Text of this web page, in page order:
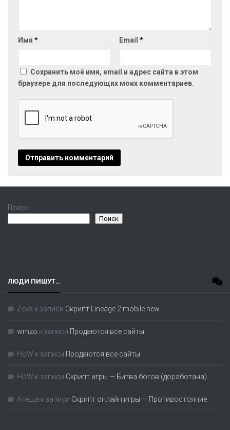
Имя * Email *
Сохранить моё имя, email и адрес сайта в этом
браузере для последующих моих комментариев.
Поиск
Поиск
ЛЮДИ ПИШУТ…
Zevs к записи Скрипт Lineage 2 mobile new
wmzo к записи Продаются все сайты
HoW к записи Продаются все сайты
HoW к записи Скрипт игры — Битва богов (доработана)
Алеша к записи Скрипт онлайн игры — Противостояние